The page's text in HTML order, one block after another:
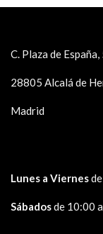
C. Plaza de España,
28805 Alcalá de
Madrid
Lunes a Viernes
Sábadosde 10:00